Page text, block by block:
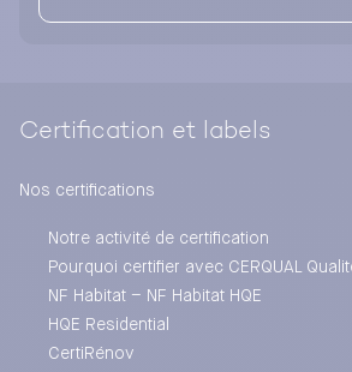
Certification et labels
Nos certifications
Notre activité de certification
Pourquoi certifier avec CERQUAL
NF Habitat – NF Habitat HQE
HQE Residential
CertiRénov